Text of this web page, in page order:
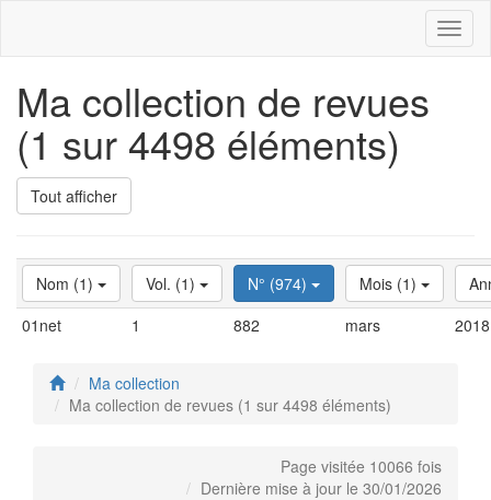
Ma collection de revues
(1 sur 4498 éléments)
Tout afficher
Nom (1) Vol. (1) N° (974) Mois (1)
01net
1 882 mars 2018
Ma collection
Ma collection de revues (1 sur 4498 éléments)
Page visitée 10066 fois
Dernière mise à jour le 30/01/2026